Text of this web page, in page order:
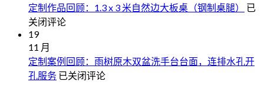
完
美
融
合
嵌
珀
/
Suar)
货】
米
长
定制作品回顾：1.3 x 3 米自然边大板桌（钢制桌腿）
定
回
已
关闭评论
19
11 月
定制案例回顾：雨树原木双盆洗手台台面，连排水孔开
孔服务 定
已关闭评论